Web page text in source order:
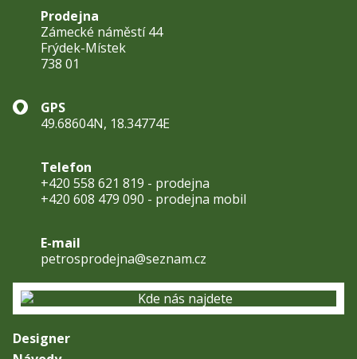
Prodejna
Zámecké náměstí 44
Frýdek-Místek
738 01
GPS
49.68604N, 18.34774E
Telefon
+420 558 621 819 - prodejna
+420 608 479 090 - prodejna mobil
E-mail
petrosprodejna@seznam.cz
Designer